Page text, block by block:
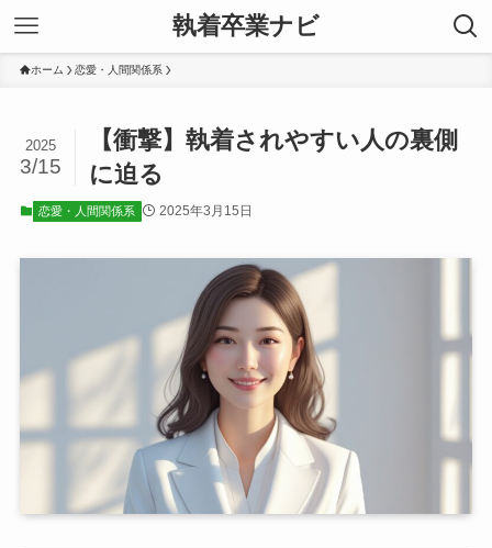
執着卒業ナビ
ホーム 恋愛・人間関係系
【衝撃】執着されやすい人の裏側
に迫る
2025
3/15
恋愛・人間関係系 2025年3月15日